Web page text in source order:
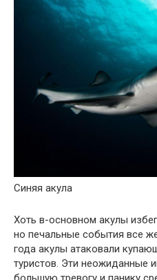
Синяя акула
Хоть в-основном акулы
но печальные события все
года акулы атаковали
туристов. Эти неожиданные